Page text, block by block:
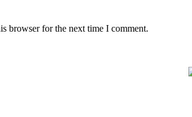
browser for the next time I comment.